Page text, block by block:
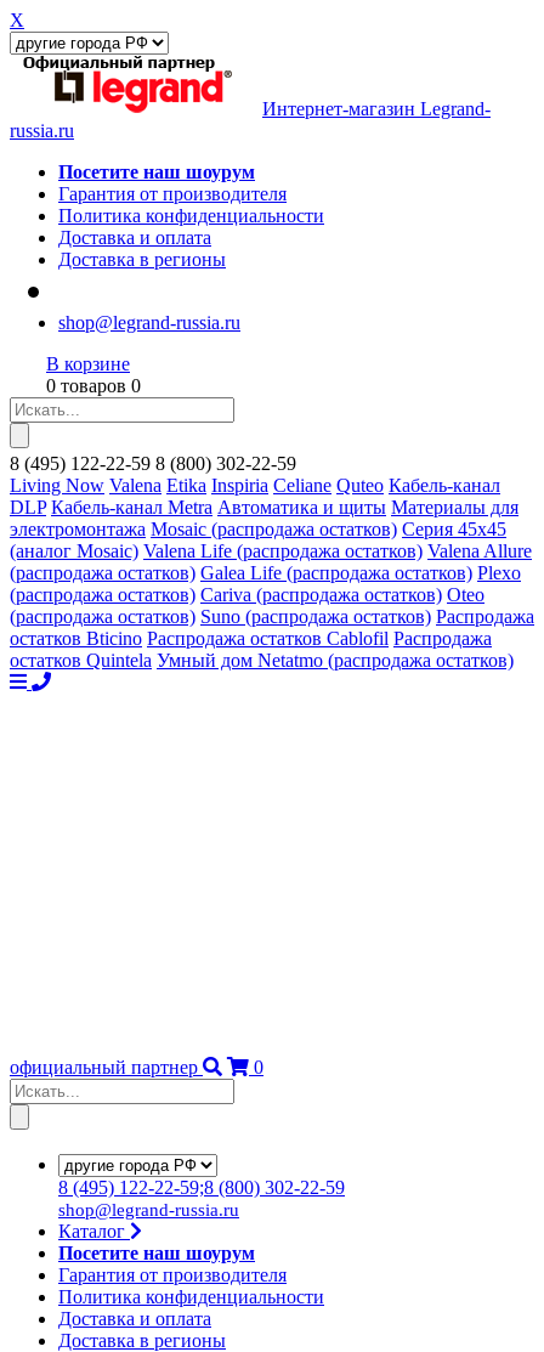
X
Интернет-магазин Legrand-
russia.ru
Посетите наш шоурум
Гарантия от производителя
Политика конфиденциальности
Доставка и оплата
Доставка в регионы
shop@legrand-russia.ru
В корзине
0 товаров 0
8 (495) 122-22-59 8 (800) 302-22-59
Living Now Valena Etika Inspiria Celiane Quteo Кабель-канал
DLP Кабель-канал Metra Автоматика и щиты Материалы для
электромонтажа Mosaic (распродажа остатков) Серия 45х45
(аналог Mosaic) Valena Life (распродажа остатков) Valena Allure
(распродажа остатков) Galea Life (распродажа остатков) Plexo
(распродажа остатков) Cariva (распродажа остатков) Oteo
(распродажа остатков) Suno (распродажа остатков) Распродажа
остатков Bticino Распродажа остатков Cablofil Распродажа
остатков Quintela Умный дом Netatmo (распродажа остатков)
официальный партнер 0
8 (495) 122-22-59;8 (800) 302-22-59
shop@legrand-russia.ru
Каталог
Посетите наш шоурум
Гарантия от производителя
Политика конфиденциальности
Доставка и оплата
Доставка в регионы